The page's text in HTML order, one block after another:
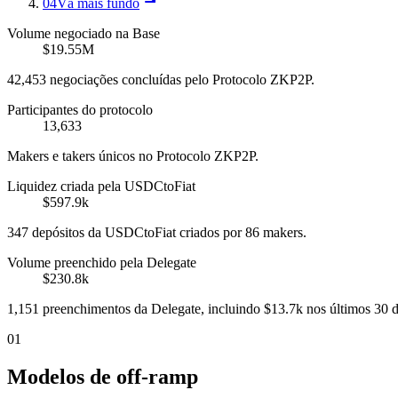
Volume negociado na Base
$19.55M
42,453 negociações concluídas pelo Protocolo ZKP2P.
Participantes do protocolo
13,633
Makers e takers únicos no Protocolo ZKP2P.
Liquidez criada pela USDCtoFiat
$597.9k
347 depósitos da USDCtoFiat criados por 86 makers.
Volume preenchido pela Delegate
$230.8k
1,151 preenchimentos da Delegate, incluindo $13.7k nos últimos 30
01
Modelos de off-ramp